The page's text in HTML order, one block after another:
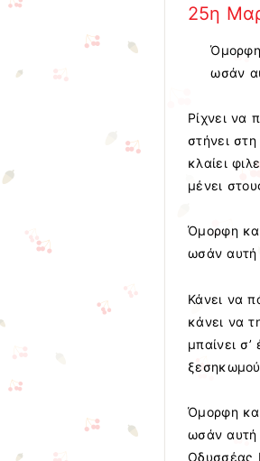
25η
ωσάν
Ρίχνει να
στήνει
κλαίει
μένει
Όμορφη
ωσάν αυτή
Κάνει να
κάνει να
μπαίνει
Όμορφη
ωσάν αυτή
Οδυσσέας